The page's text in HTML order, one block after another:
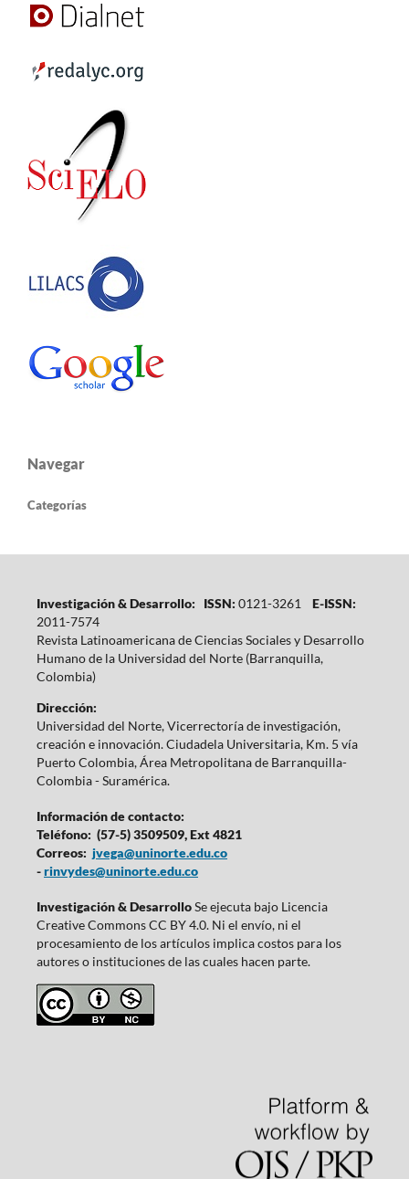
Navegar
Categorías
Investigación & Desarrollo: ISSN: 0121-3261
E-ISSN:
2011-7574
Revista Latinoamericana de Ciencias Sociales y Desarrollo
Humano de la Universidad del Norte (Barranquilla,
Colombia)
Dirección:
Universidad del Norte, Vicerrectoría de investigación,
creación e innovación. Ciudadela Universitaria, Km. 5 vía
Puerto Colombia, Área Metropolitana de Barranquilla-
Colombia - Suramérica.
Información de contacto:
Teléfono: (57-5) 3509509, Ext 4821
Correos: jvega@uninorte.edu.co
-rinvydes@uninorte.edu.co
Investigación & DesarrolloSe ejecuta bajo Licencia
Creative Commons CC BY 4.0. Ni el envío, ni el
procesamiento de los artículos implica costos para los
autores o instituciones de las cuales hacen parte.